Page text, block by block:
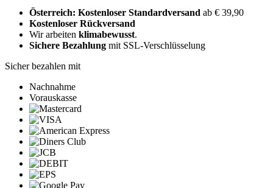
Österreich: Kostenloser Standardversand ab € 39,90
Kostenloser Rückversand
Wir arbeiten klimabewusst.
Sichere Bezahlung mit SSL-Verschlüsselung
Sicher bezahlen mit
Nachnahme
Vorauskasse